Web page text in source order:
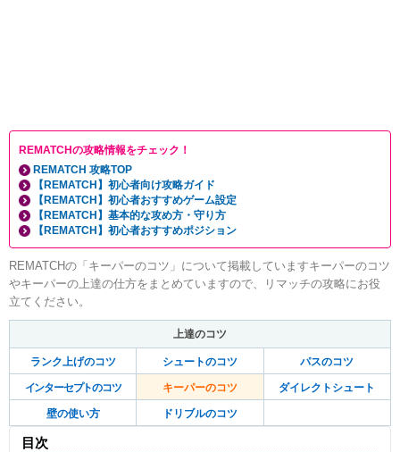
REMATCHの攻略情報をチェック！
REMATCH 攻略TOP
【REMATCH】初心者向け攻略ガイド
【REMATCH】初心者おすすめゲーム設定
【REMATCH】基本的な攻め方・守り方
【REMATCH】初心者おすすめポジション
REMATCHの「キーパーのコツ」について掲載していますキーパーのコツ
やキーパーの上達の仕方をまとめていますので、リマッチの攻略にお役
立てください。
上達のコツ
ランク上げのコツ シュートのコツ パスのコツ
インターセプトのコツ キーパーのコツ ダイレクトシュート
壁の使い方 ドリブルのコツ
目次